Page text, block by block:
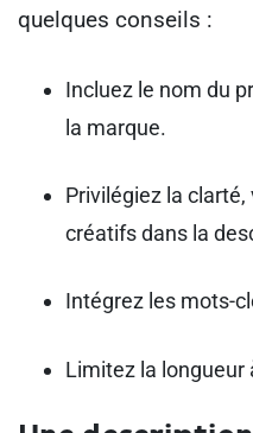
quelques conseils :
Incluez le nom du
la marque.
Privilégiez la
créatifs dans la
Intégrez les mots-
Limitez la longueur